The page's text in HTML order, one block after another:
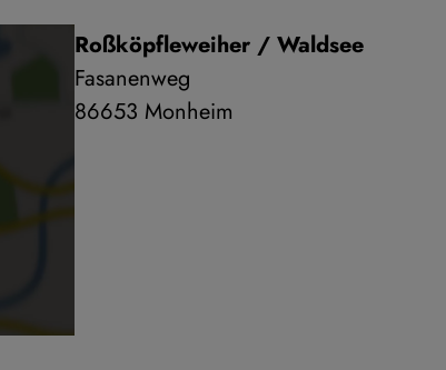
Roßköpfleweiher / Waldsee
Fasanenweg
86653 Monheim